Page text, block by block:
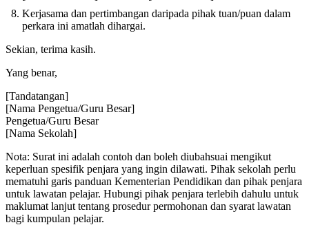
Kerjasama dan pertimbangan daripada pihak tuan/puan dalam
perkara ini amatlah dihargai.
Sekian, terima kasih.
Yang benar,
[Tandatangan]
[Nama Pengetua/Guru Besar]
Pengetua/Guru Besar
[Nama Sekolah]
Nota: Surat ini adalah contoh dan boleh diubahsuai mengikut
keperluan spesifik penjara yang ingin dilawati. Pihak sekolah perlu
mematuhi garis panduan Kementerian Pendidikan dan pihak penjara
untuk lawatan pelajar. Hubungi pihak penjara terlebih dahulu untuk
maklumat lanjut tentang prosedur permohonan dan syarat lawatan
bagi kumpulan pelajar.